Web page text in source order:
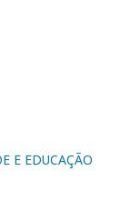
E EDUCAÇÃO